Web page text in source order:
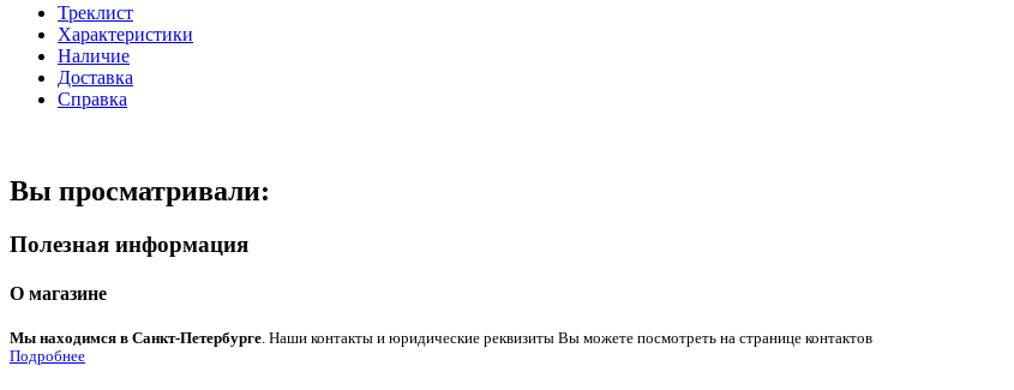
Треклист
Характеристики
Наличие
Доставка
Справка
Вы просматривали:
Полезная информация
О магазине
Мы находимся в Санкт-Петербурге. Наши контакты и юридические реквизиты Вы можете посмотреть на странице контактов
Подробнее